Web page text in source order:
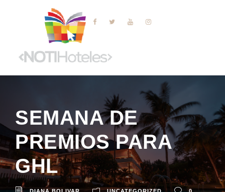
SEMANA DE
PREMIOS PARA
GHL
DIANA BOLIVAR UNCATEGORIZED 0